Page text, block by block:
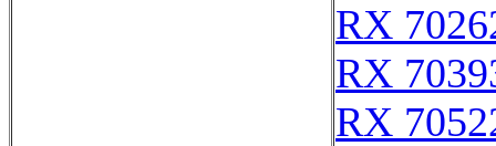
RX
RX
RX